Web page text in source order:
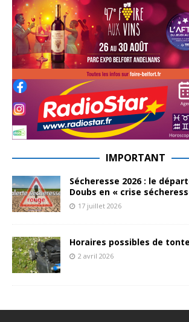
IMPORTANT
Sécheresse 2026 : le
Doubs en « crise
17 juillet 2026
Horaires possibles de
2 avril 2026